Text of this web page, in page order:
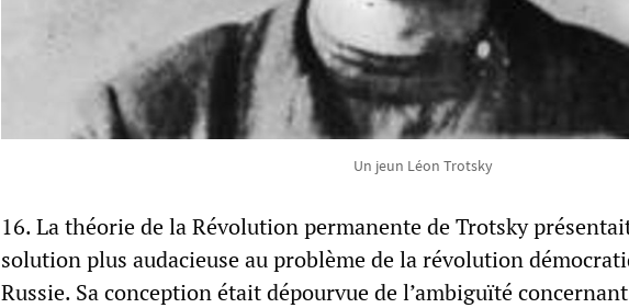
Un jeun Léon Trotsky
16. La théorie de la Révolution permanente de Trotsky
solution plus audacieuse au problème de la révolution
Russie. Sa conception était dépourvue de l’ambiguïté